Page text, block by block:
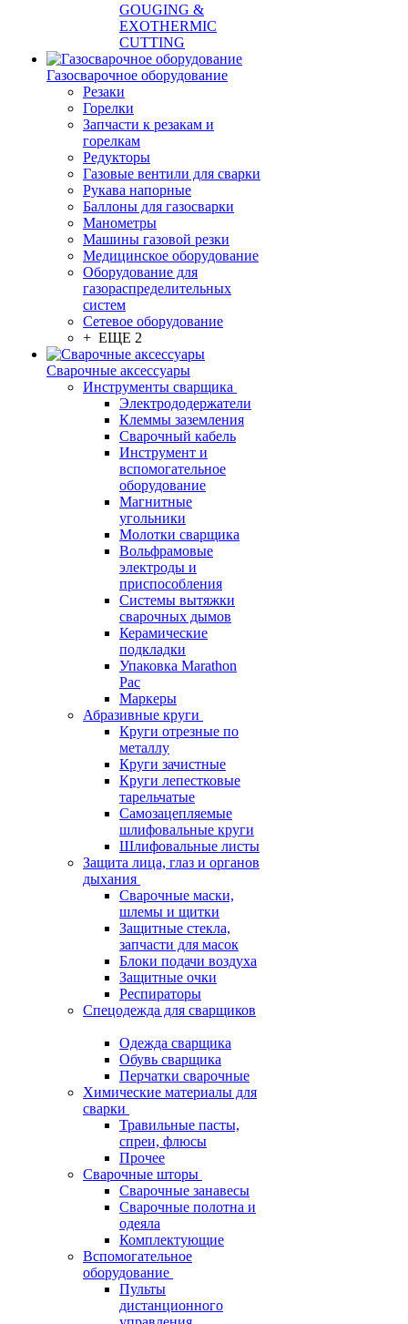
GOUGING &
EXOTHERMIC
CUTTING
Газосварочное оборудование
Резаки
Горелки
Запчасти к резакам и
горелкам
Редукторы
Газовые вентили для сварки
Рукава напорные
Баллоны для газосварки
Манометры
Машины газовой резки
Медицинское оборудование
Оборудование для
газораспределительных
систем
Сетевое оборудование
+ ЕЩЕ 2
Сварочные аксессуары
Инструменты сварщика
Электрододержатели
Клеммы заземления
Сварочный кабель
Инструмент и
вспомогательное
оборудование
Магнитные
угольники
Молотки сварщика
Вольфрамовые
электроды и
приспособления
Системы вытяжки
сварочных дымов
Керамические
подкладки
Упаковка Marathon
Pac
Маркеры
Абразивные круги
Круги отрезные по
металлу
Круги зачистные
Круги лепестковые
тарельчатые
Самозацепляемые
шлифовальные круги
Шлифовальные листы
Защита лица, глаз и органов
дыхания
Сварочные маски,
шлемы и щитки
Защитные стекла,
запчасти для масок
Блоки подачи воздуха
Защитные очки
Респираторы
Спецодежда для сварщиков
Одежда сварщика
Обувь сварщика
Перчатки сварочные
Химические материалы для
сварки
Травильные пасты,
спреи, флюсы
Прочее
Сварочные шторы
Сварочные занавесы
Сварочные полотна и
одеяла
Комплектующие
Вспомогательное
оборудование
Пульты
дистанционного